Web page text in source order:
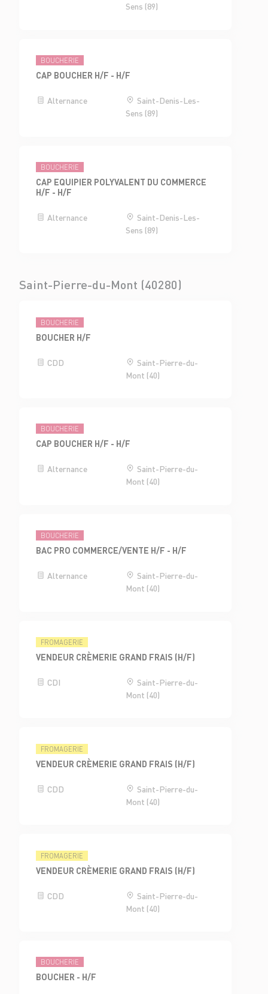
Sens (89)
BOUCHERIE
CAP BOUCHER H/F - H/F
Alternance
Saint-Denis-Les-
Sens (89)
BOUCHERIE
CAP EQUIPIER POLYVALENT DU COMMERCE
H/F - H/F
Alternance
Saint-Denis-Les-
Sens (89)
Saint-Pierre-du-Mont (40280)
BOUCHERIE
BOUCHER H/F
CDD
Saint-Pierre-du-
Mont (40)
BOUCHERIE
CAP BOUCHER H/F - H/F
Alternance
Saint-Pierre-du-
Mont (40)
BOUCHERIE
BAC PRO COMMERCE/VENTE H/F - H/F
Alternance
Saint-Pierre-du-
Mont (40)
FROMAGERIE
VENDEUR CRÈMERIE GRAND FRAIS (H/F)
CDI
Saint-Pierre-du-
Mont (40)
FROMAGERIE
VENDEUR CRÈMERIE GRAND FRAIS (H/F)
CDD
Saint-Pierre-du-
Mont (40)
FROMAGERIE
VENDEUR CRÈMERIE GRAND FRAIS (H/F)
CDD
Saint-Pierre-du-
Mont (40)
BOUCHERIE
BOUCHER - H/F